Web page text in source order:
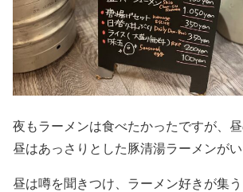
夜もラーメンは食べたかったですが、昼
昼はあっさりとした豚清湯ラーメンがい
昼は噂を聞きつけ、ラーメン好きが集